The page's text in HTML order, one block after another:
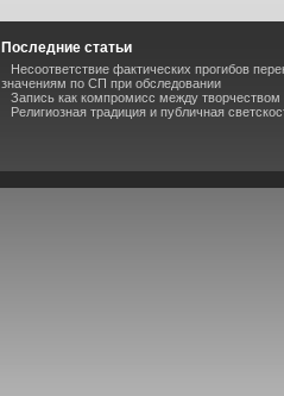
Последние статьи
Несоответствие фактических прогибов
значениям по СП при обследовании
Запись как компромисс между
Религиозная традиция и публичная